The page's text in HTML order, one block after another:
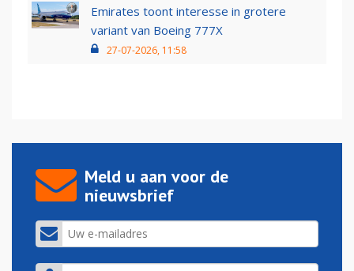
Emirates toont interesse in grotere
variant van Boeing 777X
27-07-2026, 11:58
Meld u aan voor de
nieuwsbrief